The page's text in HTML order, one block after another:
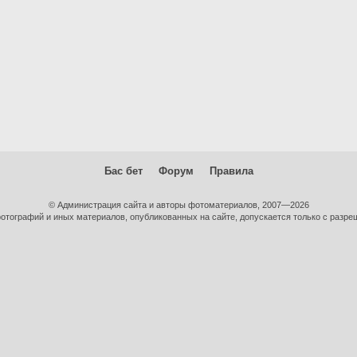
Бас бет Форум Правила
© Администрация сайта и авторы фотоматериалов, 2007—2026
и иных материалов, опубликованных на сайте, допускается только с